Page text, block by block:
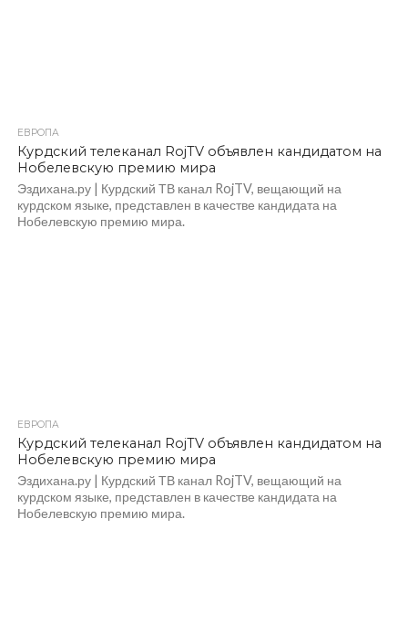
ЕВРОПА
Курдский телеканал RojTV объявлен кандидатом на
Нобелевскую премию мира
Эздихана.ру | Курдский ТВ канал RojTV, вещающий на
курдском языке, представлен в качестве кандидата на
Нобелевскую премию мира.
ЕВРОПА
Курдский телеканал RojTV объявлен кандидатом на
Нобелевскую премию мира
Эздихана.ру | Курдский ТВ канал RojTV, вещающий на
курдском языке, представлен в качестве кандидата на
Нобелевскую премию мира.